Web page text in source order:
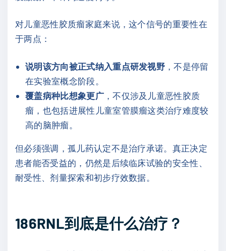
对儿童恶性胶质瘤家庭来说，这个信号的重要性在
于两点：
说明该方向被正式纳入重点研发视野 ，不是停留
在实验室概念阶段。
覆盖病种比想象更广，不仅涉及儿童恶性胶质
瘤，也包括进展性儿童室管膜瘤这类治疗难度较
高的脑肿瘤。
但必须强调，孤儿药认定不是治疗承诺。真正决定
患者能否受益的，仍然是后续临床试验的安全性、
耐受性、剂量探索和初步疗效数据。
186RNL到底是什么治疗？